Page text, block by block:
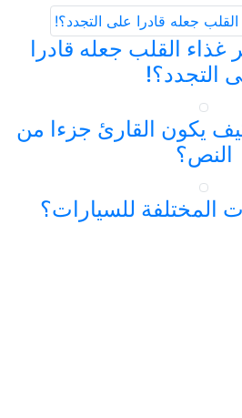
غذاء القلب جعله قادرا
التجدد؟!
يكون القارئ جزءا من
النص؟
المختلفة للسيارات؟